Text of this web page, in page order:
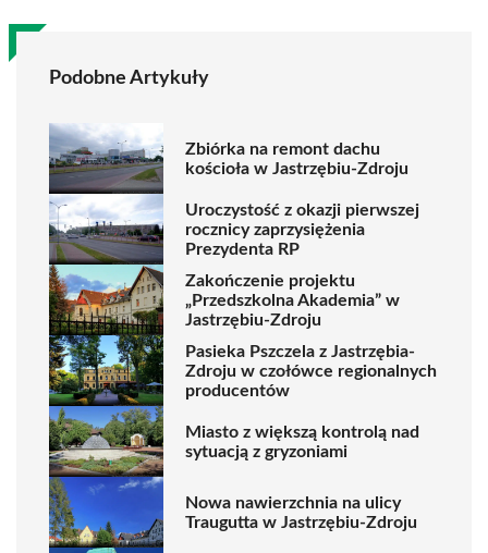
Podobne Artykuły
Zbiórka na remont dachu
kościoła w Jastrzębiu-Zdroju
Uroczystość z okazji pierwszej
rocznicy zaprzysiężenia
Prezydenta RP
Zakończenie projektu
„Przedszkolna Akademia” w
Jastrzębiu-Zdroju
Pasieka Pszczela z Jastrzębia-
Zdroju w czołówce regionalnych
producentów
Miasto z większą kontrolą nad
sytuacją z gryzoniami
Nowa nawierzchnia na ulicy
Traugutta w Jastrzębiu-Zdroju